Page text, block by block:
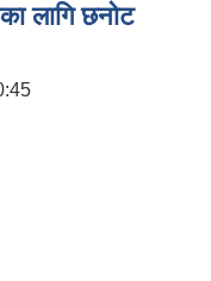
लागि छनोट